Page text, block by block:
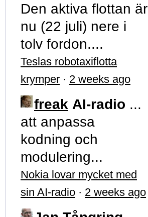
Den aktiva flottan är
nu (22 juli) nere i
tolv fordon....
Teslas robotaxiflotta
krymper · 2 weeks ago
freak AI-radio ...
att anpassa
kodning och
modulering...
Nokia lovar mycket med
sin AI-radio · 2 weeks ago